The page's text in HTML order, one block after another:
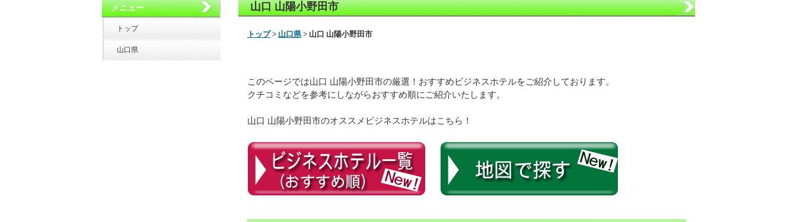
山口 山陽小野田市
トップ> 山口県> 山口 山陽小野田市
このページでは山口 山陽小野田市の厳選！おすすめビジネスホテルをご紹介しております。
クチコミなどを参考にしながらおすすめ順にご紹介いたします。
山口 山陽小野田市のオススメビジネスホテルはこちら！
メニュー
トップ
山口県